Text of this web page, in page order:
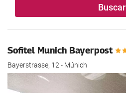
Buscar
Sofitel Munich Bayerpost
Bayerstrasse, 12 - Múnich